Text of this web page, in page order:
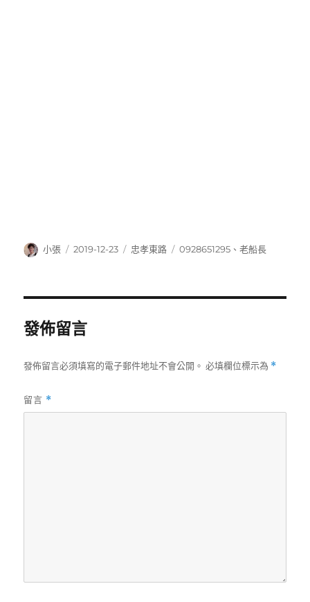
作
小張
發
2019-12-23
分
忠孝東路
標
0928651295 、老船長
發佈留言
發佈留言必須填寫的電子郵件地址不會公開。 必填欄位標示為 *
留言 *